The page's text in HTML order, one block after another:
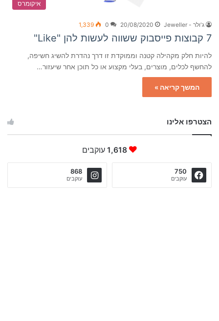
איקומרס
ג'ולר - Jeweller 20/08/2020
0
1,339
7 קבוצות פייסבוק ששווה לעשות להן "Like"
להיות חלק מקהילה קטנה וממוקדת זו דרך נהדרת להשיג חשיפה,
להחשף לכלים, מוצרים, בעלי מקצוע או כל תוכן אחר שיעזור…
המשך קריאה »
הצטרפו אלינו
1,618 עוקבים
750
עוקבים
868
עוקבים